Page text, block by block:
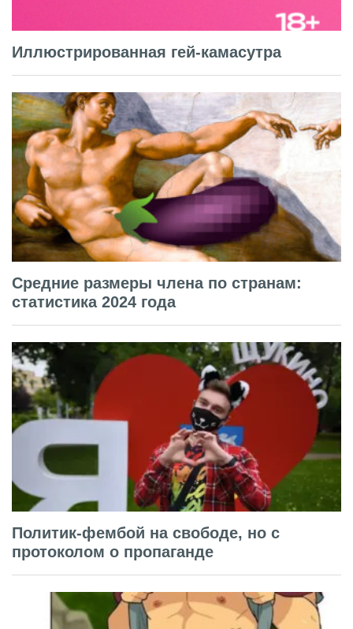
Иллюстрированная гей-камасутра
Средние размеры члена по странам:
статистика 2024 года
Политик-фембой на свободе, но с
протоколом о пропаганде